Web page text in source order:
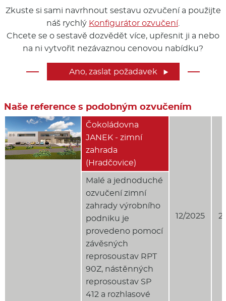
Zkuste si sami navrhnout sestavu ozvučení a použijte
náš rychlý Konfigurátor ozvučení.
Chcete se o sestavě dozvědět více, upřesnit ji a nebo
na ni vytvořit nezávaznou cenovou nabídku?
Ano, zaslat požadavek 
Naše reference s podobným ozvučením
Čokoládovna
JANEK - zimní
zahrada
(Hradčovice)
12/2025
Malé a jednoduché
ozvučení zimní
zahrady výrobního
podniku je
provedeno pomocí
závěsných
reprosoustav RPT
90Z, nástěnných
reprosoustav SP
412 a rozhlasové